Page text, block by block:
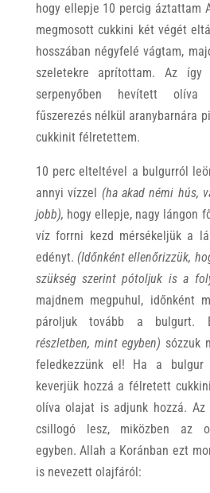
hogy ellepje 10 percig áztattam
megmosott cukkini két végét
hosszában négyfelé vágtam,
szeletekre aprítottam. Az így
serpenyőben hevített olíva
fűszerezés nélkül aranybarnára
cukkinit félretettem.
10 perc elteltével a bulgurról
annyi vízzel (ha akad némi hús,
jobb), hogy ellepje, nagy lángon
víz forrni kezd mérsékeljük a
edényt. (Időnként ellenőrizzük,
szükség szerint pótoljuk is a
majdnem megpuhul, időnként
pároljuk tovább a bulgurt.
részletben, mint egyben) sózzuk
feledkezzünk el! Ha a bulgur
keverjük hozzá a félretett
olíva olajat is adjunk hozzá. Az
csillogó lesz, miközben az
egyben. Allah a Koránban ezt
is nevezett olajfáról: